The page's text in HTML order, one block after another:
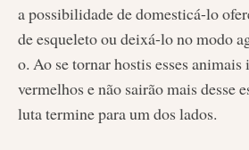
a possibilidade de domesticá-lo
de esqueleto ou deixá-lo no modo
o. Ao se tornar hostis esses
vermelhos e não sairão mais desse
luta termine para um dos lados.